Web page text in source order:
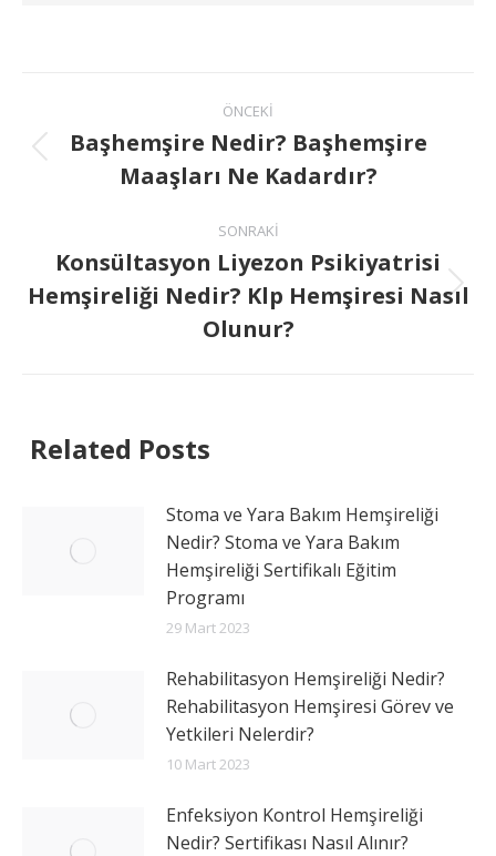
ÖNCEKI
Başhemşire Nedir? Başhemşire
Maaşları Ne Kadardır?
SONRAKI
Konsültasyon Liyezon Psikiyatrisi
Hemşireliği Nedir? Klp Hemşiresi Nasıl
Olunur?
Related Posts
Stoma ve Yara Bakım Hemşireliği
Nedir? Stoma ve Yara Bakım
Hemşireliği Sertifikalı Eğitim
Programı
29 Mart 2023
Rehabilitasyon Hemşireliği Nedir?
Rehabilitasyon Hemşiresi Görev ve
Yetkileri Nelerdir?
10 Mart 2023
Enfeksiyon Kontrol Hemşireliği
Nedir? Sertifikası Nasıl Alınır?